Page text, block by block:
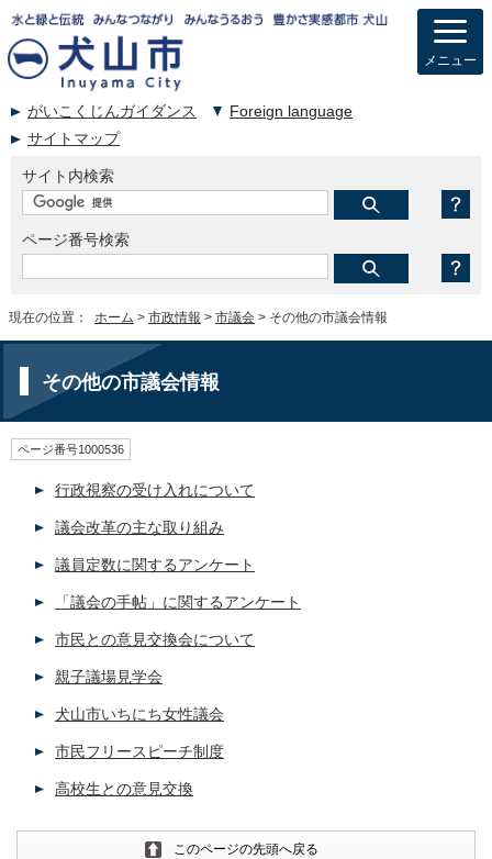
がいこくじんガイダンス
Foreign language
サイトマップ
サイト内検索
ページ番号検索
メニュー
現在の位置： ホーム > 市政情報 > 市議会 > その他の市議会情報
その他の市議会情報
ページ番号1000536
行政視察の受け入れについて
議会改革の主な取り組み
議員定数に関するアンケート
「議会の手帖」に関するアンケート
市民との意見交換会について
親子議場見学会
犬山市いちにち女性議会
市民フリースピーチ制度
高校生との意見交換
このページの先頭へ戻る